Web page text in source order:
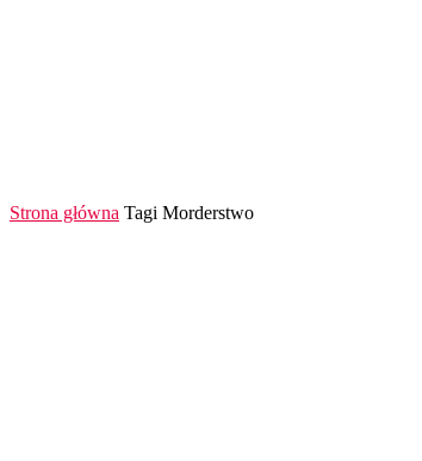
Strona główna Tagi Morderstwo